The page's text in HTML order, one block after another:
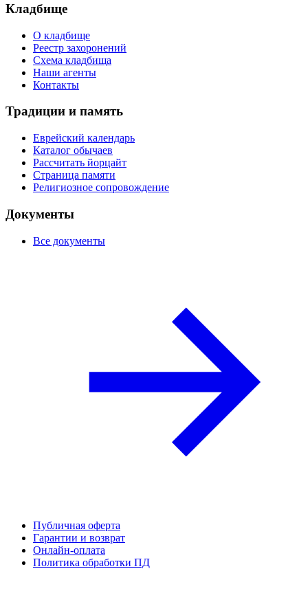
Кладбище
О кладбище
Реестр захоронений
Схема кладбища
Наши агенты
Контакты
Традиции и память
Еврейский календарь
Каталог обычаев
Рассчитать йорцайт
Страница памяти
Религиозное сопровождение
Документы
Все документы
Публичная оферта
Гарантии и возврат
Онлайн-оплата
Политика обработки ПД